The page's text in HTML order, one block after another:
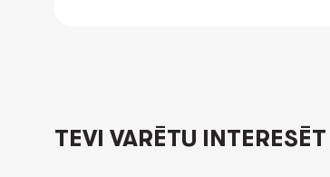
TEVI VARĒTU INTERESĒT